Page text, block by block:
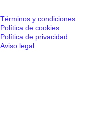
Términos y condiciones
Política de cookies
Política de privacidad
Aviso legal